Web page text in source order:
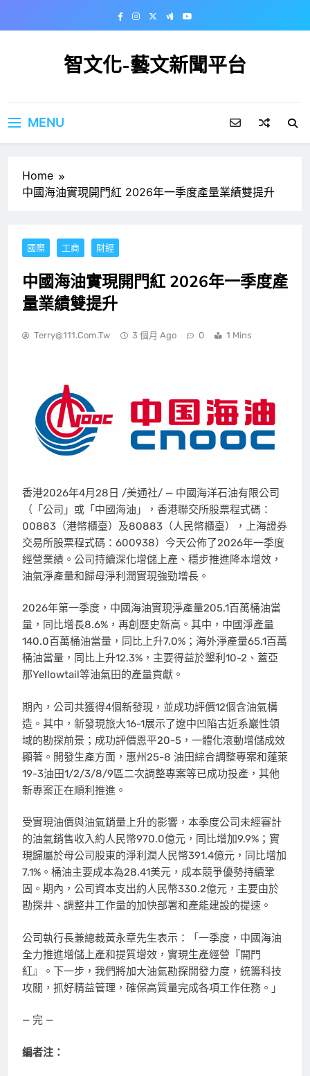
智文化-藝文新聞平台
MENU
Home
中國海油實現開門紅 2026年一季度產量業績雙提升
國際 工商 財經
中國海油實現開門紅 2026年一季度產
量業績雙提升
Terry@111.com.tw 3 個月 Ago 0 1 Mins
香港2026年4月28日 /美通社/ — 中國海洋石油有限公司
（「公司」或「中國海油」，香港聯交所股票程式碼：
00883（港幣櫃臺）及80883（人民幣櫃臺），上海證券
交易所股票程式碼：600938）今天公佈了2026年一季度
經營業績。公司持續深化增儲上產、穩步推進降本增效，
油氣淨產量和歸母淨利潤實現強勁增長。
2026年第一季度，中國海油實現淨產量205.1百萬桶油當
量，同比增長8.6%，再創歷史新高。其中，中國淨產量
140.0百萬桶油當量，同比上升7.0%；海外淨產量65.1百萬
桶油當量，同比上升12.3%，主要得益於墾利10-2、蓋亞
那Yellowtail等油氣田的產量貢獻。
期內，公司共獲得4個新發現，並成功評價12個含油氣構
造。其中，新發現旅大16-1展示了遼中凹陷古近系巖性領
域的勘探前景；成功評價恩平20-5，一體化滾動增儲成效
顯著。開發生產方面，惠州25-8 油田綜合調整專案和蓬萊
19-3油田1/2/3/8/9區二次調整專案等已成功投產，其他
新專案正在順利推進。
受實現油價與油氣銷量上升的影響，本季度公司未經審計
的油氣銷售收入約人民幣970.0億元，同比增加9.9%；實
現歸屬於母公司股東的淨利潤人民幣391.4億元，同比增加
7.1%。桶油主要成本為28.41美元，成本競爭優勢持續鞏
固。期內，公司資本支出約人民幣330.2億元，主要由於
勘探井、調整井工作量的加快部署和產能建設的提速。
公司執行長兼總裁黃永章先生表示：「一季度，中國海油
全力推進增儲上產和提質增效，實現生產經營『開門
紅』。下一步，我們將加大油氣勘探開發力度，統籌科技
攻關，抓好精益管理，確保高質量完成各項工作任務。」
— 完 —
編者注：